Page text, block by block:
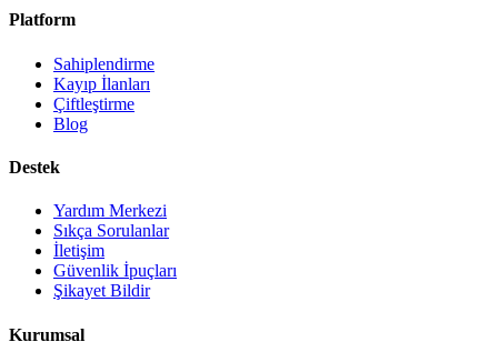
Platform
Sahiplendirme
Kayıp İlanları
Çiftleştirme
Blog
Destek
Yardım Merkezi
Sıkça Sorulanlar
İletişim
Güvenlik İpuçları
Şikayet Bildir
Kurumsal